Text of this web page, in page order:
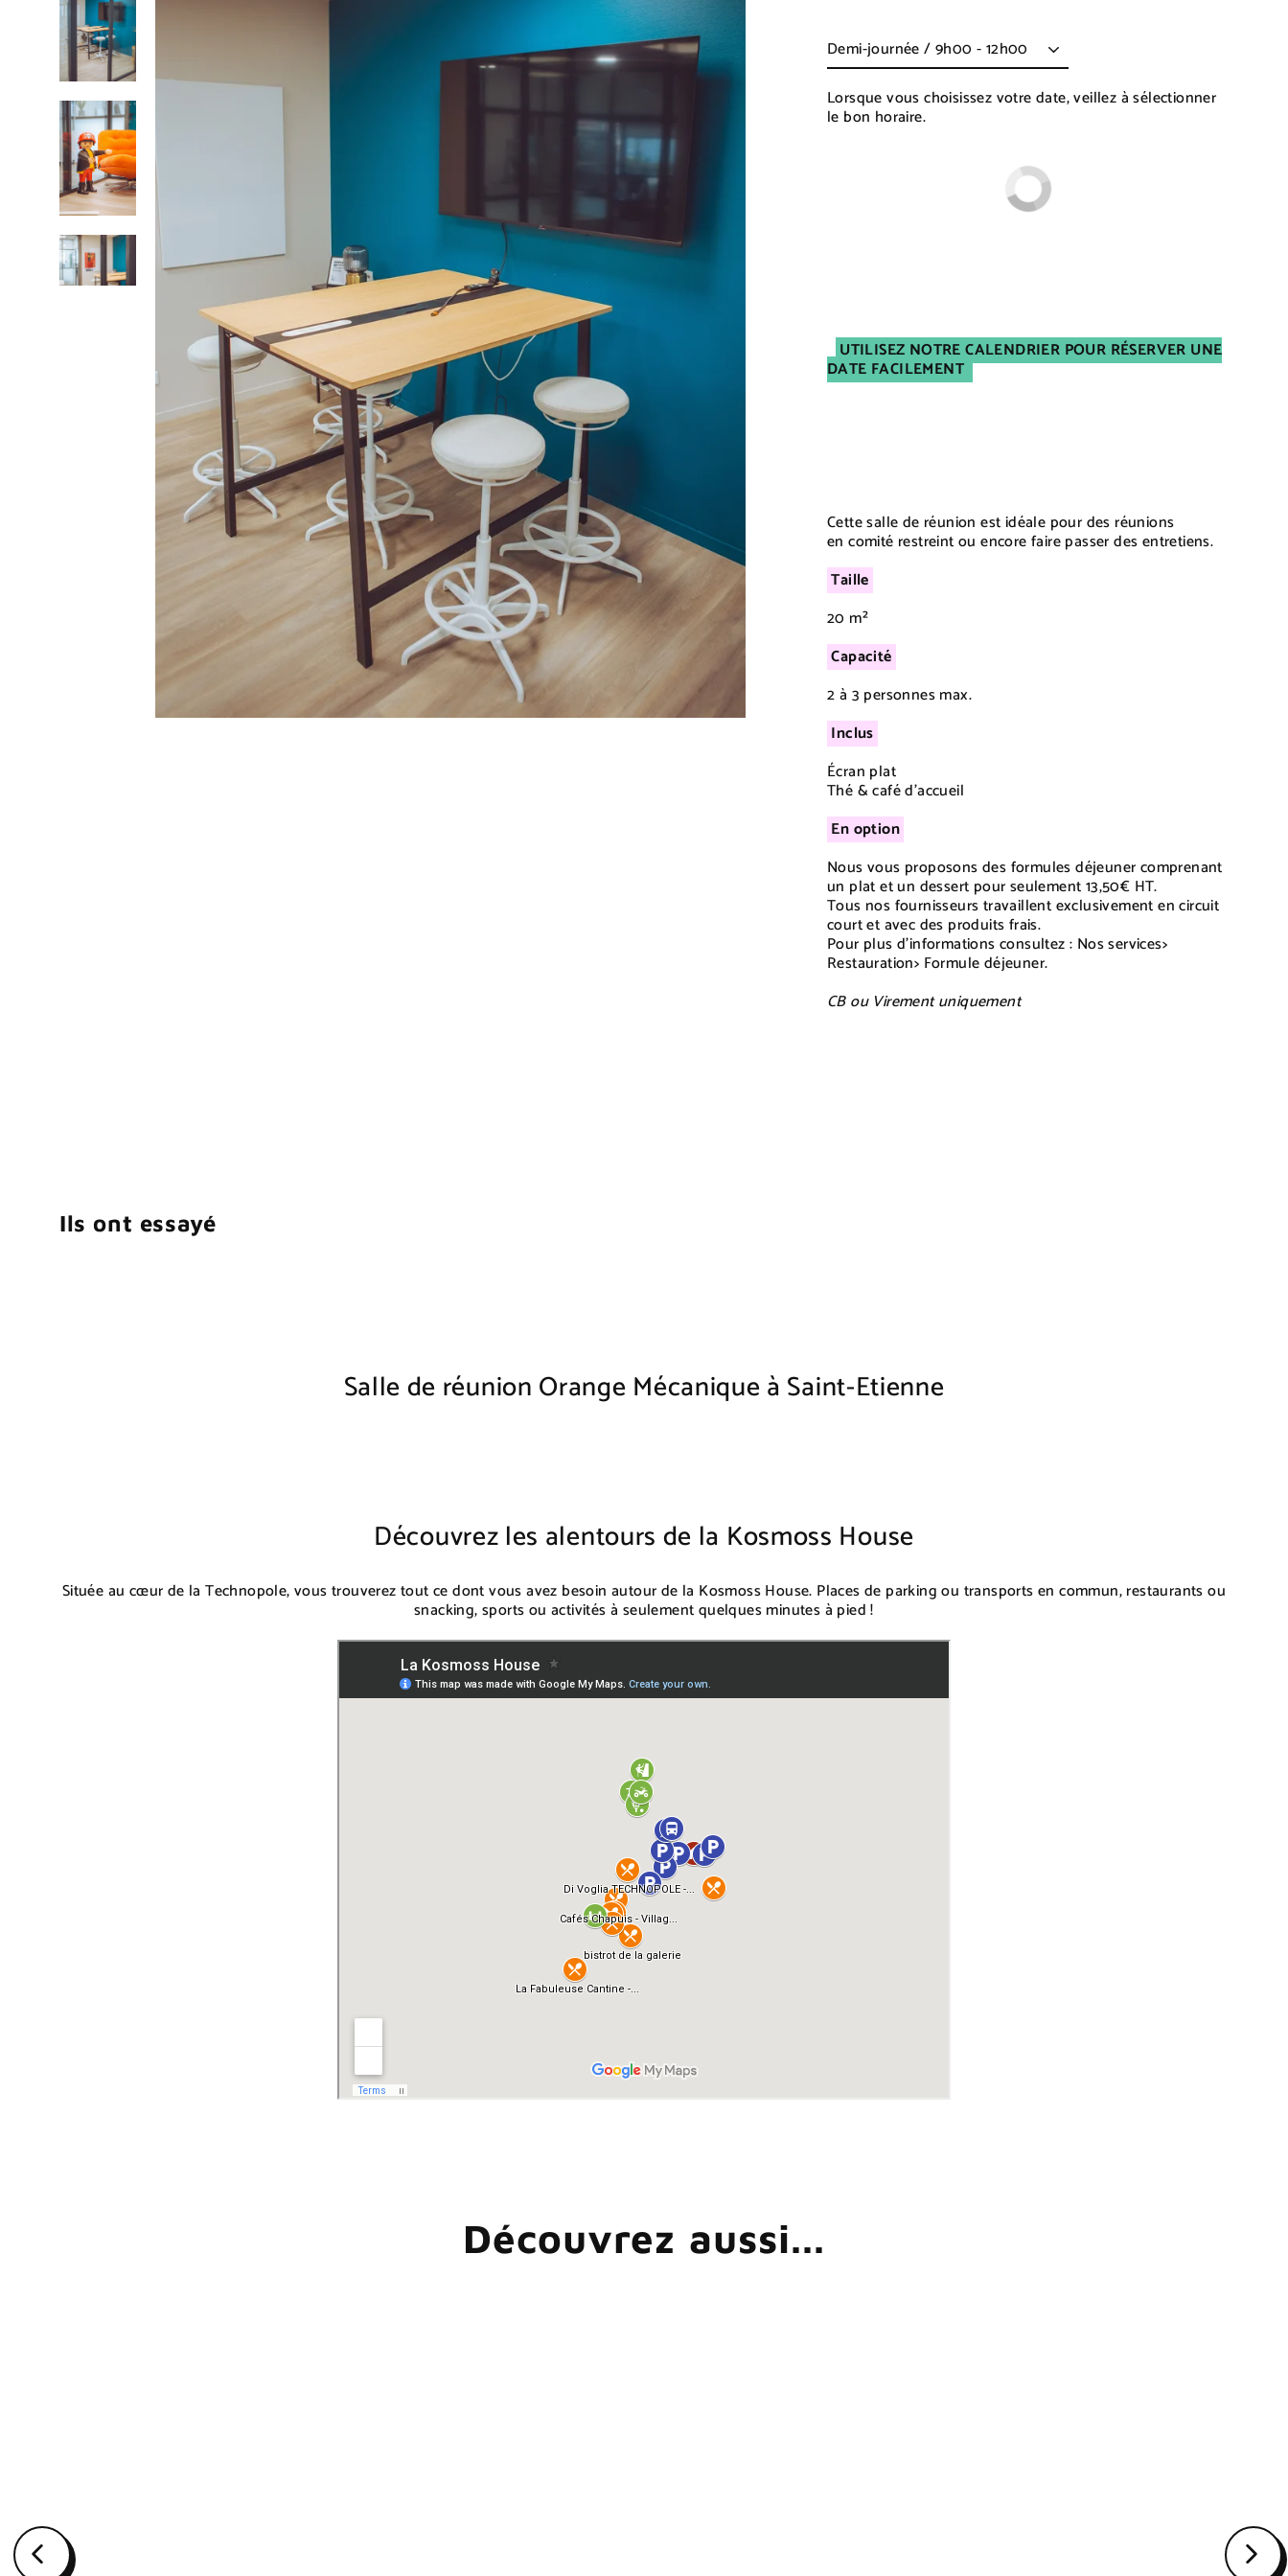
Title
Lorsque vous choisissez votre date, veillez à sélectionner
le bon horaire.
UTILISEZ NOTRE CALENDRIER POUR RÉSERVER UNE
DATE FACILEMENT
Cette salle de réunion est idéale pour des réunions
en comité restreint ou encore faire passer des entretiens.
Taille
20 m²
Capacité
2 à 3 personnes max.
Inclus
Écran plat
Thé & café d'accueil
En option
Nous vous proposons des formules déjeuner comprenant
un plat et un dessert pour seulement 13,50€ HT.
Tous nos fournisseurs travaillent exclusivement en circuit
court et avec des produits frais.
Pour plus d’informations consultez : Nos services>
Restauration> Formule déjeuner.
CB ou Virement uniquement
Ils ont essayé
Salle de réunion Orange Mécanique à Saint-Etienne
Découvrez les alentours de la Kosmoss House
Située au cœur de la Technopole, vous trouverez tout ce dont vous avez besoin autour de la Kosmoss House. Places de parking ou transports en commun, restaurants ou
snacking, sports ou activités à seulement quelques minutes à pied !
Découvrez aussi...